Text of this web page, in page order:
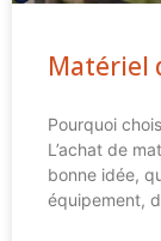
Matériel
Pourquoi
L’achat de
bonne idée,
équipement,